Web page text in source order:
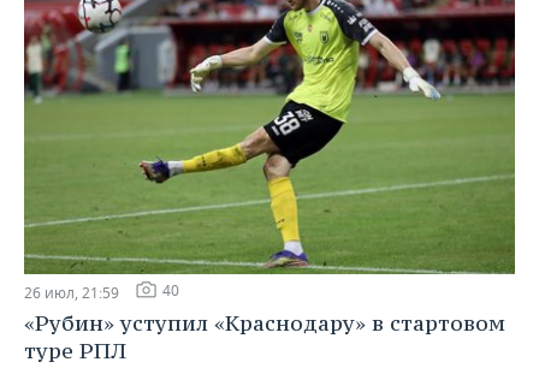
26 июл, 21:59 40
«Рубин» уступил «Краснодару» в стартовом
туре РПЛ